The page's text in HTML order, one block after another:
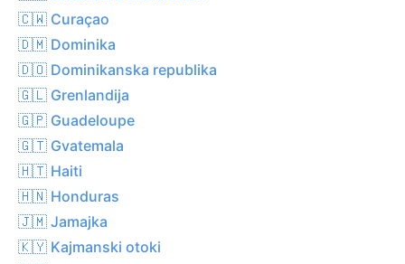
🇨🇼 Curaçao
🇩🇲 Dominika
🇩🇴 Dominikanska republika
🇬🇱 Grenlandija
🇬🇵 Guadeloupe
🇬🇹 Gvatemala
🇭🇹 Haiti
🇭🇳 Honduras
🇯🇲 Jamajka
🇰🇾 Kajmanski otoki